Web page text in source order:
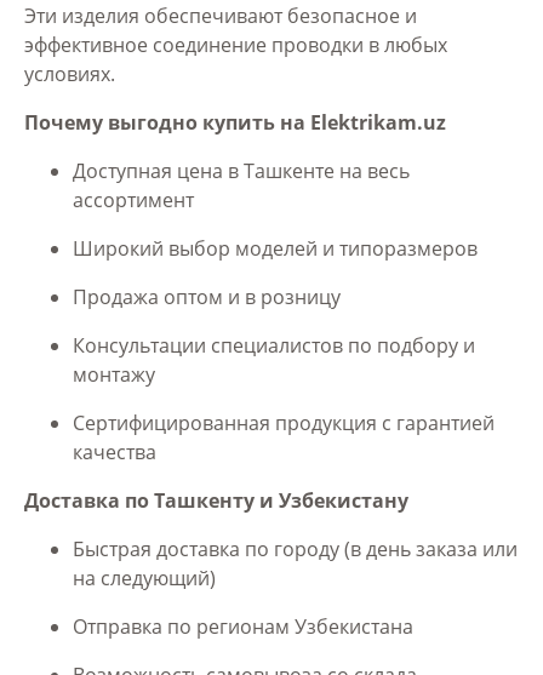
Эти изделия обеспечивают безопасное и
эффективное соединение проводки в любых
условиях.
Почему выгодно купить на Elektrikam.uz
Доступная цена в Ташкенте на весь
ассортимент
Широкий выбор моделей и типоразмеров
Продажа оптом и в розницу
Консультации специалистов по подбору и
монтажу
Сертифицированная продукция с гарантией
качества
Доставка по Ташкенту и Узбекистану
Быстрая доставка по городу (в день заказа или
на следующий)
Отправка по регионам Узбекистана